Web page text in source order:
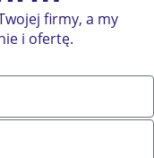
firmy, a my
i ofertę.